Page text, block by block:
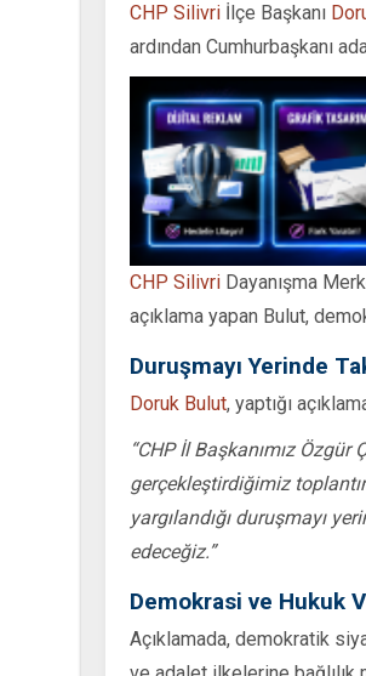
CHP Silivri İlçe Başkanı
ardından Cumhurbaşkanı
CHP Silivri Dayanışma
açıklama yapan Bulut,
Duruşmayı Yerinde
Doruk Bulut, yaptığı
“CHP İl Başkanımız Özgür
gerçekleştirdiğimiz
yargılandığı duruşmayı
edeceğiz.”
Demokrasi ve Hukuk
Açıklamada, demokratik